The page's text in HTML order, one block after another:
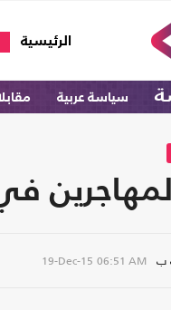
الرئيسية
(current)
سياسة عربية
في
ب 19-Dec-15 06:51 AM